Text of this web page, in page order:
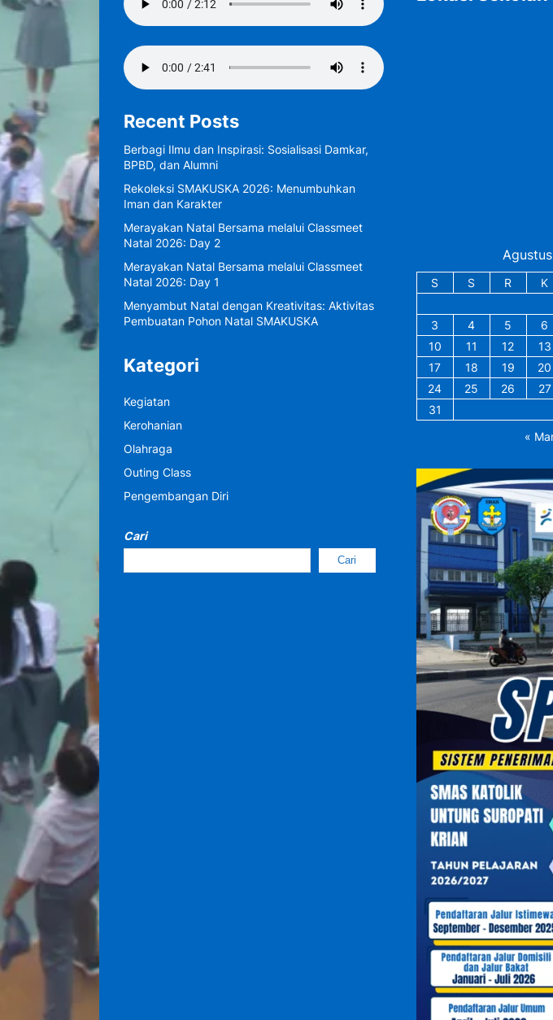
Recent Posts
Berbagi Ilmu dan Inspirasi: Sosialisasi Damkar,
BPBD, dan Alumni
Rekoleksi SMAKUSKA 2026: Menumbuhkan
Iman dan Karakter
Merayakan Natal Bersama melalui Classmeet
Natal 2026: Day 2
Merayakan Natal Bersama melalui Classmeet
Natal 2026: Day 1
Menyambut Natal dengan Kreativitas: Aktivitas
Pembuatan Pohon Natal SMAKUSKA
Kategori
Kegiatan
Kerohanian
Olahraga
Outing Class
Pengembangan Diri
Cari
Cari
S S R K
3
4 5 6
10
11 12 13
17
18 19 20
24
25 26 27
31
«